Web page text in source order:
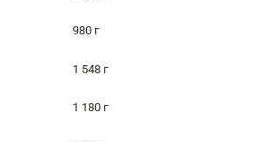
980 г
1 548 г
1 180 г